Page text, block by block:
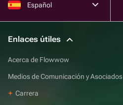
Español
Enlaces útiles
Acerca de Flowwow
Medios de Comunicación y Asociados
Carrera